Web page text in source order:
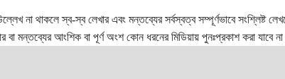
না থাকলে স্ব-স্ব লেখার এবং মন্তব্যের সর্বস্বত্ব সম্পূর্ণভাবে সংশ্লিষ্ট
মন্তব্যের আংশিক বা পূর্ণ অংশ কোন ধরনের মিডিয়ায় পুনঃপ্রকাশ করা যাবে